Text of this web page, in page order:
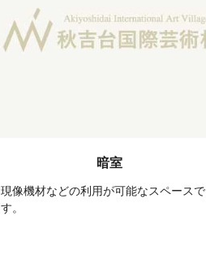
暗室
現像機材などの利用が可能なスペースで
す。